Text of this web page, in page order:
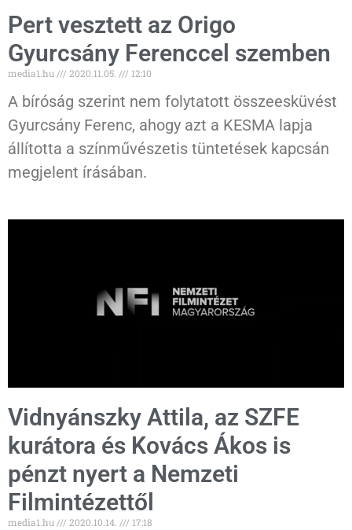
Pert vesztett az Origo
Gyurcsány Ferenccel szemben
media1.hu 2020.11.05. 12:10
A bíróság szerint nem folytatott összeesküvést
Gyurcsány Ferenc, ahogy azt a KESMA lapja
állította a színművészetis tüntetések kapcsán
megjelent írásában.
Vidnyánszky Attila, az SZFE
kurátora és Kovács Ákos is
pénzt nyert a Nemzeti
Filmintézettől
media1.hu 2020.10.14. 17:18